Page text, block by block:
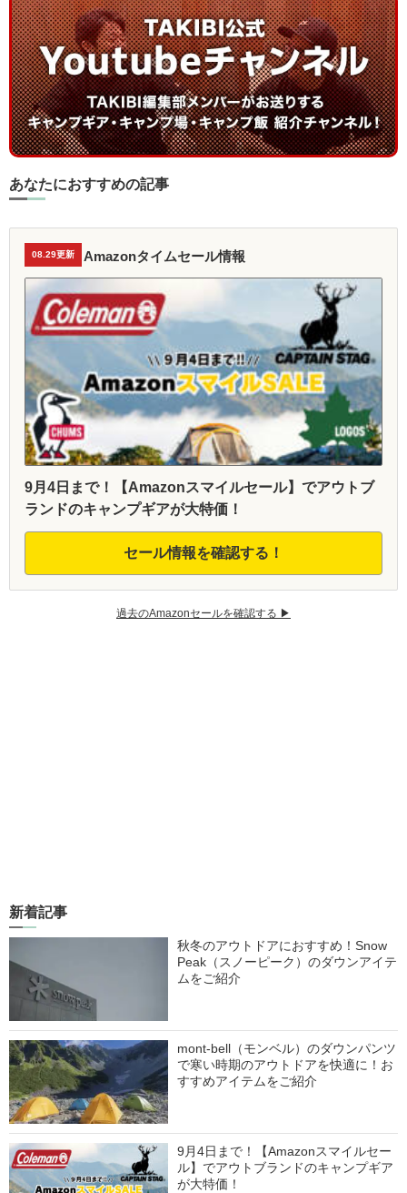
あなたにおすすめの記事
08.29更新 Amazonタイムセール情報
9月4日まで！【Amazonスマイルセール】でアウトブ
ランドのキャンプギアが大特価！
セール情報を確認する！
過去のAmazonセールを確認する ▶︎
新着記事
秋冬のアウトドアにおすすめ！Snow
Peak（スノーピーク）のダウンアイテ
ムをご紹介
mont-bell（モンベル）のダウンパンツ
で寒い時期のアウトドアを快適に！お
すすめアイテムをご紹介
9月4日まで！【Amazonスマイルセー
ル】でアウトブランドのキャンプギア
が大特価！